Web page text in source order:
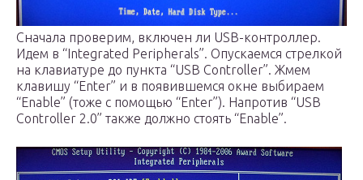
Сначала проверим, включен ли USB-контроллер.
Идем в “Integrated Peripherals”. Опускаемся стрелкой
на клавиатуре до пункта “USB Controller”. Жмем
клавишу “Enter” и в появившемся окне выбираем
“Enable” (тоже с помощью “Enter”). Напротив “USB
Controller 2.0” также должно стоять “Enable”.